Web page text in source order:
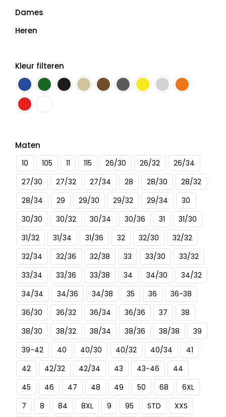
Dames
Heren
Kleur filteren
Maten
10 105 11 115 26/30 26/32
26/34
27/30
27/32 27/34 28 28/30
28/32
28/34
29 29/30 29/32 29/34
30
30/30
30/32 30/34 30/36 31
31/30
31/32
31/34 31/36 32 32/30
32/32
32/34
32/36 32/38 33 33/30
33/32
33/34
33/36 33/38 34 34/30
34/32
34/34
34/36 34/38 35 36
36-38
36/30
36/32 36/34 36/36 37
38
38/30
38/32 38/34 38/36 38/38
39
39-42
40 40/30 40/32 40/34
41
42
42/32 42/34 43 43-46
44
45
46 47 48 49 50 68
6XL
7
8 84 8XL 9 95 STD
XXS